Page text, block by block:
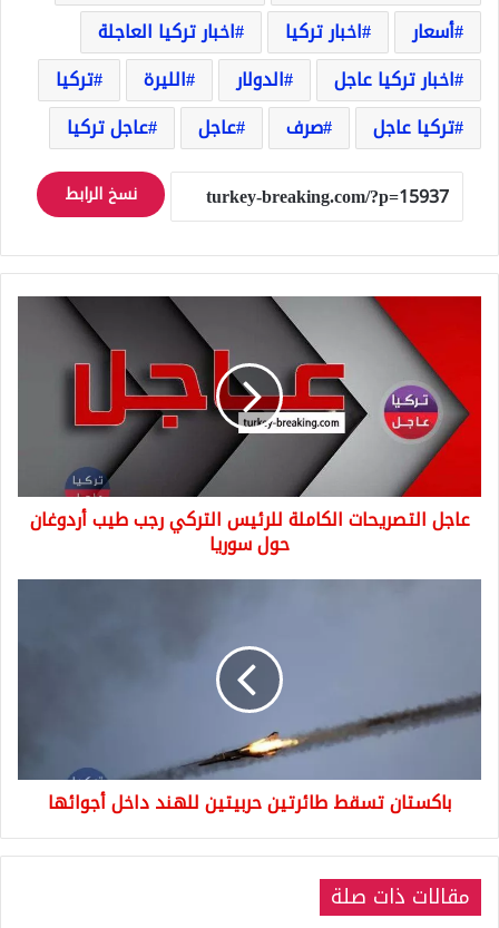
أسعار
اخبار تركيا
اخبار تركيا العاجلة
اخبار تركيا عاجل
الدولار الليرة
تركيا
تركيا عاجل
صرف عاجل عاجل تركيا
نسخ الرابط
للرئيس
التركي
رجب
حول
سوريا
عاجل التصريحات الكاملة للرئيس التركي رجب طيب أردوغان
حول سوريا
داخل
أجوائها
باكستان تسقط طائرتين حربيتين للهند داخل أجوائها
مقالات ذات صلة